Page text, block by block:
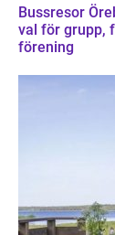
Bussresor Örebro
val för grupp,
förening